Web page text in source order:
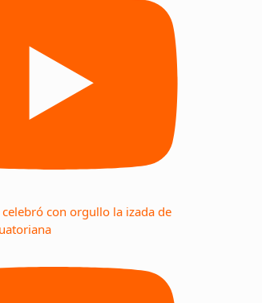
con orgullo la izada de